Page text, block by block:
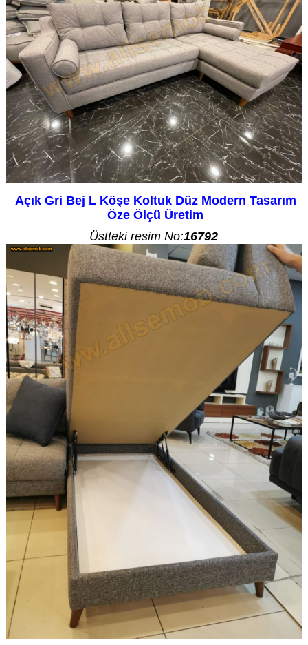
Açık Gri Bej L Köşe Koltuk Düz Modern Tasarım
Öze Ölçü Üretim
Üstteki resim No:16792